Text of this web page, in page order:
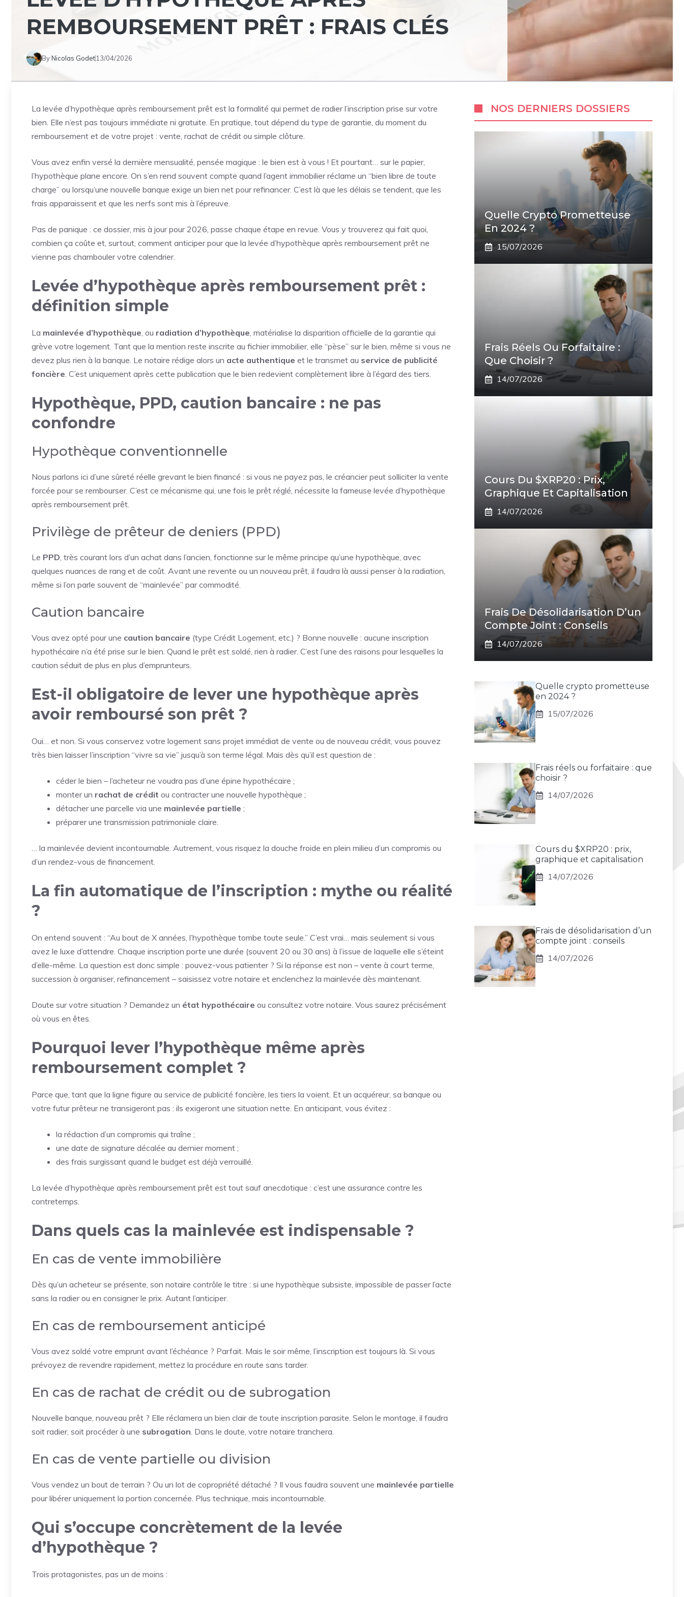
REMBOURSEMENT PRÊT : FRAIS CLÉS
ByNicolas Godet13/04/2026
La levée d’hypothèque après remboursement prêt est la formalité qui permet de radier l’inscription prise sur votre
bien. Elle n’est pas toujours immédiate ni gratuite. En pratique, tout dépend du type de garantie, du moment du
remboursement et de votre projet : vente, rachat de crédit ou simple clôture.
Vous avez enfin versé la dernière mensualité, pensée magique : le bien est à vous ! Et pourtant… sur le papier,
l’hypothèque plane encore. On s’en rend souvent compte quand l’agent immobilier réclame un “bien libre de toute
charge” ou lorsqu’une nouvelle banque exige un bien net pour refinancer. C’est là que les délais se tendent, que les
frais apparaissent et que les nerfs sont mis à l’épreuve.
Pas de panique : ce dossier, mis à jour pour 2026, passe chaque étape en revue. Vous y trouverez qui fait quoi,
combien ça coûte et, surtout, comment anticiper pour que la levée d’hypothèque après remboursement prêt ne
vienne pas chambouler votre calendrier.
Levée d’hypothèque après remboursement prêt :
définition simple
La mainlevée d’hypothèque, ou radiation d’hypothèque, matérialise la disparition officielle de la garantie qui
grève votre logement. Tant que la mention reste inscrite au fichier immobilier, elle “pèse” sur le bien, même si vous ne
devez plus rien à la banque. Le notaire rédige alors un acte authentique et le transmet au service de publicité
foncière. C’est uniquement après cette publication que le bien redevient complètement libre à l’égard des tiers.
Hypothèque, PPD, caution bancaire : ne pas
confondre
Hypothèque conventionnelle
Nous parlons ici d’une sûreté réelle grevant le bien financé : si vous ne payez pas, le créancier peut solliciter la vente
forcée pour se rembourser. C’est ce mécanisme qui, une fois le prêt réglé, nécessite la fameuse levée d’hypothèque
après remboursement prêt.
Privilège de prêteur de deniers (PPD)
Le PPD, très courant lors d’un achat dans l’ancien, fonctionne sur le même principe qu’une hypothèque, avec
quelques nuances de rang et de coût. Avant une revente ou un nouveau prêt, il faudra là aussi penser à la radiation,
même si l’on parle souvent de “mainlevée” par commodité.
Caution bancaire
Vous avez opté pour une caution bancaire (type Crédit Logement, etc.) ? Bonne nouvelle : aucune inscription
hypothécaire n’a été prise sur le bien. Quand le prêt est soldé, rien à radier. C’est l’une des raisons pour lesquelles la
caution séduit de plus en plus d’emprunteurs.
Est-il obligatoire de lever une hypothèque après
avoir remboursé son prêt ?
Oui… et non. Si vous conservez votre logement sans projet immédiat de vente ou de nouveau crédit, vous pouvez
très bien laisser l’inscription “vivre sa vie” jusqu’à son terme légal. Mais dès qu’il est question de :
céder le bien – l’acheteur ne voudra pas d’une épine hypothécaire ;
monter un rachat de crédit ou contracter une nouvelle hypothèque ;
détacher une parcelle via une mainlevée partielle ;
préparer une transmission patrimoniale claire.
… la mainlevée devient incontournable. Autrement, vous risquez la douche froide en plein milieu d’un compromis ou
d’un rendez-vous de financement.
La fin automatique de l’inscription : mythe ou réalité
?
On entend souvent : “Au bout de X années, l’hypothèque tombe toute seule.” C’est vrai… mais seulement si vous
avez le luxe d’attendre. Chaque inscription porte une durée (souvent 20 ou 30 ans) à l’issue de laquelle elle s’éteint
d’elle-même. La question est donc simple : pouvez-vous patienter ? Si la réponse est non – vente à court terme,
succession à organiser, refinancement – saisissez votre notaire et enclenchez la mainlevée dès maintenant.
Doute sur votre situation ? Demandez un état hypothécaire ou consultez votre notaire. Vous saurez précisément
où vous en êtes.
Pourquoi lever l’hypothèque même après
remboursement complet ?
Parce que, tant que la ligne figure au service de publicité foncière, les tiers la voient. Et un acquéreur, sa banque ou
votre futur prêteur ne transigeront pas : ils exigeront une situation nette. En anticipant, vous évitez :
la rédaction d’un compromis qui traîne ;
une date de signature décalée au dernier moment ;
des frais surgissant quand le budget est déjà verrouillé.
La levée d’hypothèque après remboursement prêt est tout sauf anecdotique : c’est une assurance contre les
contretemps.
Dans quels cas la mainlevée est indispensable ?
En cas de vente immobilière
Dès qu’un acheteur se présente, son notaire contrôle le titre : si une hypothèque subsiste, impossible de passer l’acte
sans la radier ou en consigner le prix. Autant l’anticiper.
En cas de remboursement anticipé
Vous avez soldé votre emprunt avant l’échéance ? Parfait. Mais le soir même, l’inscription est toujours là. Si vous
prévoyez de revendre rapidement, mettez la procédure en route sans tarder.
En cas de rachat de crédit ou de subrogation
Nouvelle banque, nouveau prêt ? Elle réclamera un bien clair de toute inscription parasite. Selon le montage, il faudra
soit radier, soit procéder à une subrogation. Dans le doute, votre notaire tranchera.
En cas de vente partielle ou division
Vous vendez un bout de terrain ? Ou un lot de copropriété détaché ? Il vous faudra souvent une mainlevée partielle
pour libérer uniquement la portion concernée. Plus technique, mais incontournable.
Qui s’occupe concrètement de la levée
d’hypothèque ?
Trois protagonistes, pas un de moins :
NOS DERNIERS DOSSIERS
Quelle Crypto Prometteuse
En 2024 ?
15/07/2026
Frais Réels Ou Forfaitaire :
Que Choisir ?
14/07/2026
Cours Du $XRP20 : Prix,
Graphique Et Capitalisation
14/07/2026
Frais De Désolidarisation D’un
Compte Joint : Conseils
14/07/2026
Quelle crypto prometteuse
en 2024 ?
15/07/2026
Frais réels ou forfaitaire : que
choisir ?
14/07/2026
Cours du $XRP20 : prix,
graphique et capitalisation
14/07/2026
Frais de désolidarisation d’un
compte joint : conseils
14/07/2026